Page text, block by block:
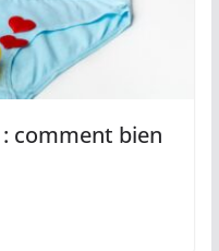
comment bien